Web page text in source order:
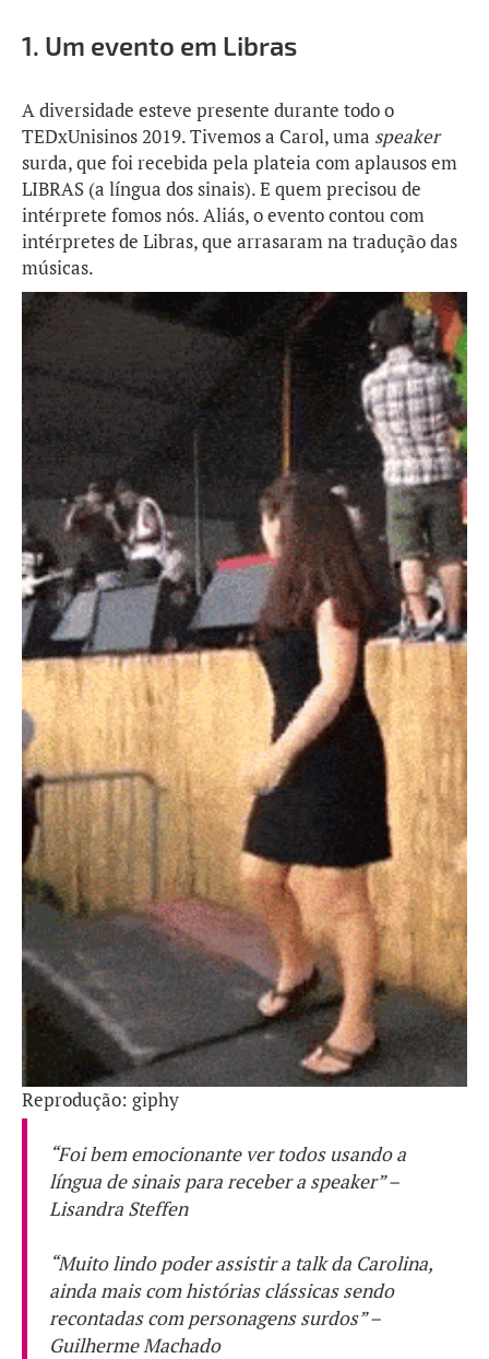
1. Um evento em Libras
A diversidade esteve presente durante todo o
TEDxUnisinos 2019. Tivemos a Carol, uma speaker
surda, que foi recebida pela plateia com aplausos em
LIBRAS (a língua dos sinais). E quem precisou de
intérprete fomos nós. Aliás, o evento contou com
intérpretes de Libras, que arrasaram na tradução das
músicas.
Reprodução: giphy
“Foi bem emocionante ver todos usando a
língua de sinais para receber a speaker” –
Lisandra Steffen
“Muito lindo poder assistir a talkda Carolina,
ainda mais com histórias clássicas sendo
recontadas com personagens surdos” –
Guilherme Machado